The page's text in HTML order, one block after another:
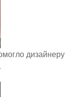
дизайнеру